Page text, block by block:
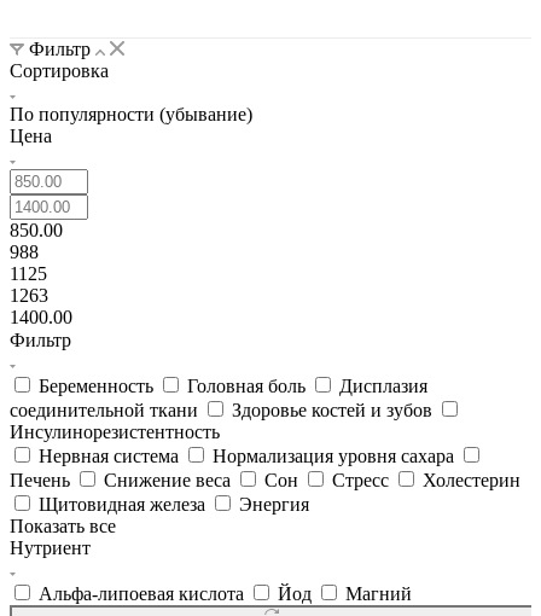
Фильтр
Сортировка
По популярности (убывание)
Цена
850.00
988
1125
1263
1400.00
Фильтр
Беременность Головная боль
Дисплазия
соединительной ткани
Здоровье костей и зубов
Инсулинорезистентность
Нервная система
Нормализация уровня сахара
Печень
Снижение веса Сон Стресс
Холестерин
Щитовидная железа
Энергия
Показать все
Нутриент
Альфа-липоевая кислота Йод Магний